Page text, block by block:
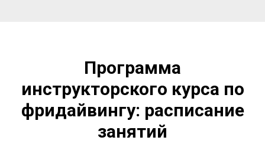
Программа
инструкторского курса по
фридайвингу: расписание
занятий